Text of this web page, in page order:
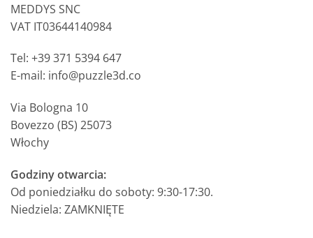
MEDDYS SNC
VAT IT03644140984
Tel: +39 371 5394 647
E-mail: info@puzzle3d.co
Via Bologna 10
Bovezzo (BS) 25073
Włochy
Godziny otwarcia:
Od poniedziałku do soboty: 9:30-17:30.
Niedziela: ZAMKNIĘTE